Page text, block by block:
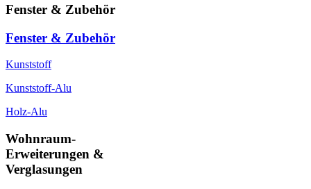
Fenster & Zubehör
Fenster & Zubehör
Kunststoff
Kunststoff-Alu
Holz-Alu
Wohnraum-
Erweiterungen &
Verglasungen